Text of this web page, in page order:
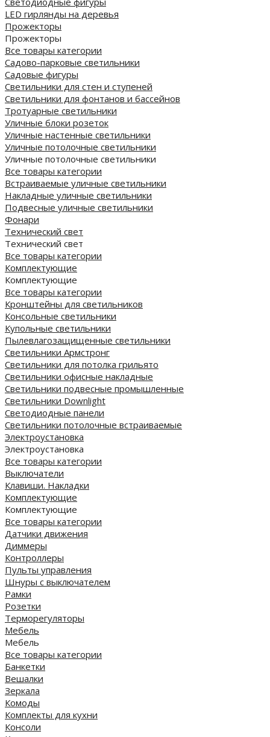
LED гирлянды на деревья
Прожекторы
Прожекторы
Все товары категории
Садово-парковые светильники
Садовые фигуры
Светильники для стен и ступеней
Светильники для фонтанов и бассейнов
Тротуарные светильники
Уличные блоки розеток
Уличные настенные светильники
Уличные потолочные светильники
Уличные потолочные светильники
Все товары категории
Встраиваемые уличные светильники
Накладные уличные светильники
Подвесные уличные светильники
Фонари
Технический свет
Технический свет
Все товары категории
Комплектующие
Комплектующие
Все товары категории
Кронштейны для светильников
Консольные светильники
Купольные светильники
Пылевлагозащищенные светильники
Светильники Армстронг
Светильники для потолка грильято
Светильники офисные накладные
Светильники подвесные промышленные
Светильники Downlight
Светодиодные панели
Cветильники потолочные встраиваемые
Электроустановка
Электроустановка
Все товары категории
Выключатели
Клавиши. Накладки
Комплектующие
Комплектующие
Все товары категории
Датчики движения
Диммеры
Контроллеры
Пульты управления
Шнуры с выключателем
Рамки
Розетки
Терморегуляторы
Мебель
Мебель
Все товары категории
Банкетки
Вешалки
Зеркала
Комоды
Комплекты для кухни
Консоли